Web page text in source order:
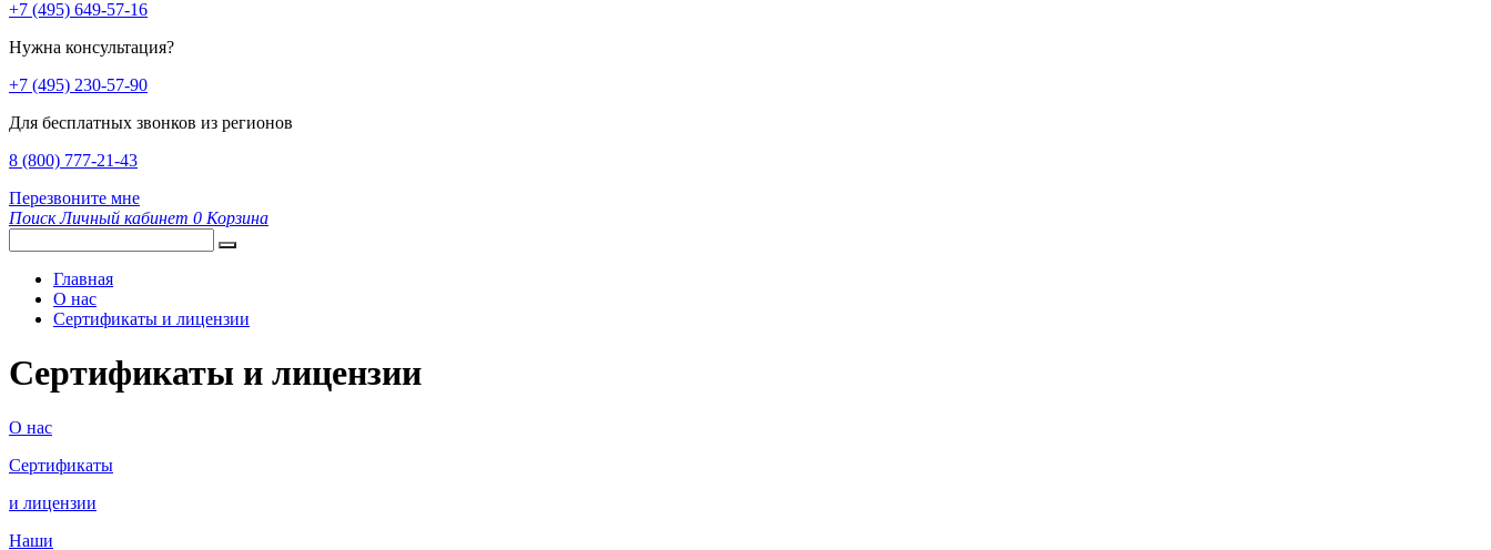
+7 (495) 649-57-16
Нужна консультация?
+7 (495) 230-57-90
Для бесплатных звонков из регионов
8 (800) 777-21-43
Перезвоните мне
Поиск Личный кабинет 0 Корзина
Главная
О нас
Сертификаты и лицензии
Сертификаты и лицензии
О нас
Сертификаты
и лицензии
Наши